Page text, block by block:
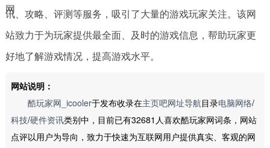
讯、攻略、评测等服务，吸引了大量的游戏玩家关注。该网
站致力于为玩家提供最全面、及时的游戏信息，帮助玩家更
好地了解游戏情况，提高游戏水平。
网站说明：
酷玩家网_icooler于发布收录在主页吧网址导航目录电脑网络/
科技/硬件资讯类别中，目前已有32681人喜欢酷玩家网词条，网站
点评以用户为导向，致力于快速为互联网用户提供真实、客观的网